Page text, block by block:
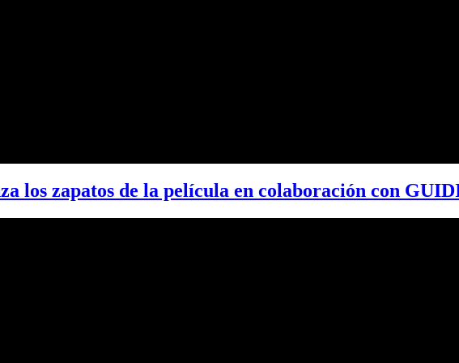
los zapatos de la película en colaboración con